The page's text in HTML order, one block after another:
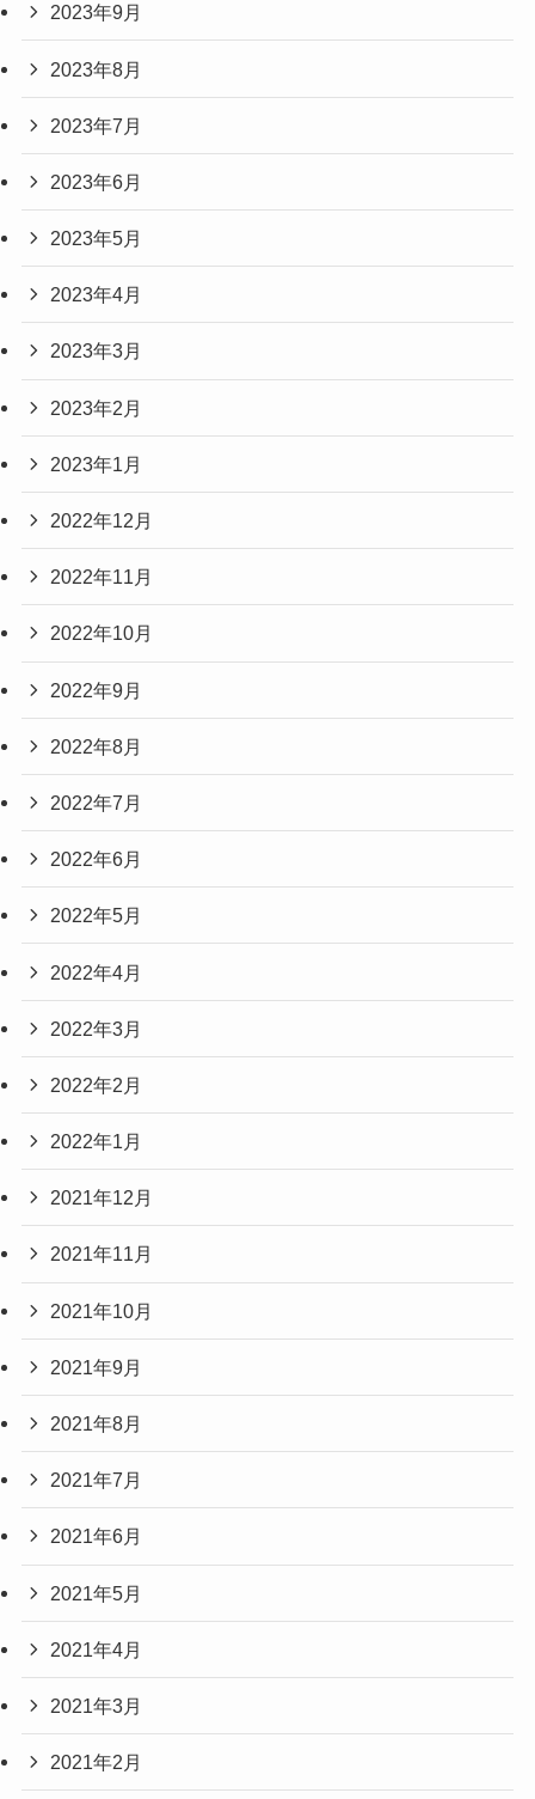
2023年9月
2023年8月
2023年7月
2023年6月
2023年5月
2023年4月
2023年3月
2023年2月
2023年1月
2022年12月
2022年11月
2022年10月
2022年9月
2022年8月
2022年7月
2022年6月
2022年5月
2022年4月
2022年3月
2022年2月
2022年1月
2021年12月
2021年11月
2021年10月
2021年9月
2021年8月
2021年7月
2021年6月
2021年5月
2021年4月
2021年3月
2021年2月